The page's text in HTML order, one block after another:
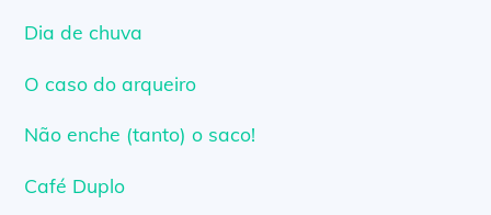
Dia de chuva
O caso do arqueiro
Não enche (tanto) o saco!
Café Duplo